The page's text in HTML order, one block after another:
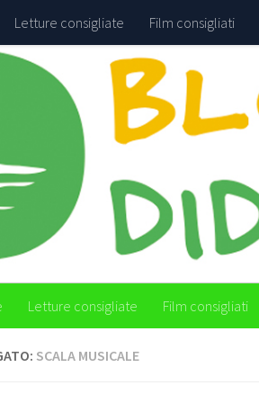
Letture consigliate Film consigliati
Letture consigliate Film consigliati
SCALA MUSICALE